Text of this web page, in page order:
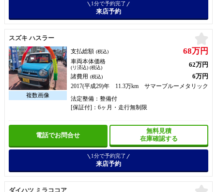
1分で予約完了
来店予約
スズキ ハスラー
支払総額 (税込) 68万円
車両本体価格
(リ済込) (税込) 62万円
諸費用 (税込) 6万円
2017(平成29)年 11.3万km サマーブルーメタリック
法定整備：整備付
[保証付]：6ヶ月・走行無制限
電話でお問合せ
無料見積
在庫確認する
1分で予約完了
来店予約
ダイハツ ミラココア